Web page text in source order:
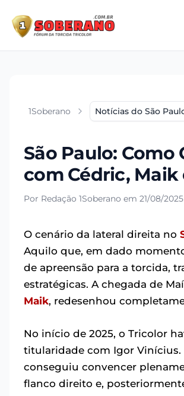
1Soberano Notícias do São
São Paulo:
com Cédric, Maik
Por Redação 1Soberano em 21/08/2025
O cenário da lateral direita no
Aquilo que, em dado
de apreensão para a torcida,
estratégicas. A chegada de
Maik, redesenhou
No início de 2025, o Tricolor
titularidade com Igor
conseguiu convencer
flanco direito e,